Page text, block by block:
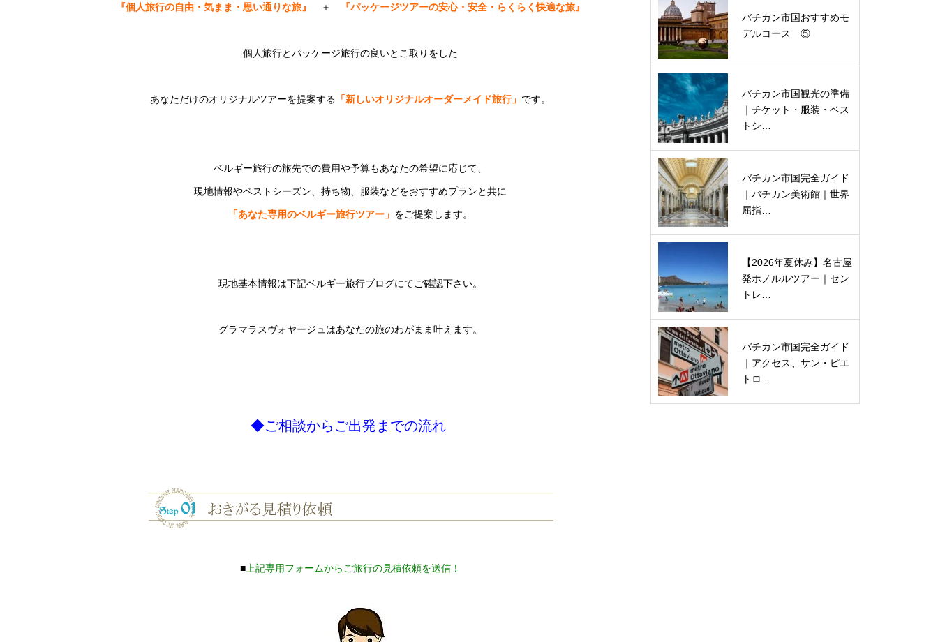
『個人旅行の自由・気まま・思い通りな旅』 ＋ 『パッケージツアーの安心・安全・らくらく快適な旅』
個人旅行とパッケージ旅行の良いとこ取りをした
あなただけのオリ ジナルツアーを提案する 「新しいオリジナルオーダーメイド旅行」 です。
ベルギー旅行の旅先での費用や予算もあなたの希望に応じて、
現地情報やベストシーズン、持ち物、 服装などをおすすめプランと共に
「あなた専用のベルギー旅行ツアー」 をご提案します。
現地基本情報は下記ベルギー旅行ブログにてご確認下さい。
グラマラスヴォヤージュはあなたの旅のわがまま叶えます。
◆ご相談からご出発までの流れ
■ 上記専用フォームからご旅行の見積依頼を送信！
バチカン市国おすすめモ
デルコース ⑤
バチカン市国観光の準備
｜チケット・服装・ベス
トシ…
バチカン市国完全ガイド
｜バチカン美術館｜世界
屈指…
【2026年夏休み】名古屋
発ホノルルツアー｜セン
トレ…
バチカン市国完全ガイド
｜アクセス、サン・ピエ
トロ…